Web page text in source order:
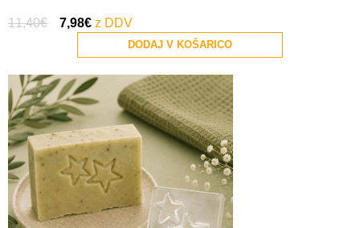
11,40€ 7,98€
DODAJ V KOŠARICO